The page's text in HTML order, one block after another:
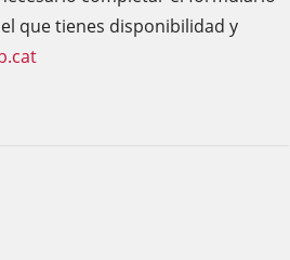
que tienes disponibilidad y